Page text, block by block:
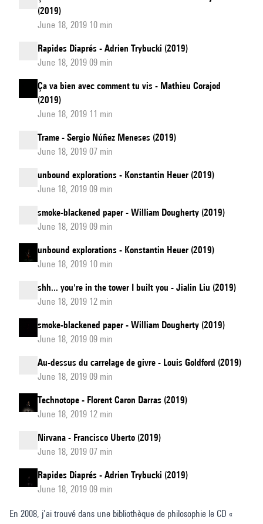
(2019)
June 18, 2019 10 min
Rapides Diaprés - Adrien Trybucki (2019)
June 18, 2019 09 min
Ça va bien avec comment tu vis - Mathieu Corajod
(2019)
June 18, 2019 11 min
Trame - Sergio Núñez Meneses (2019)
June 18, 2019 07 min
unbound explorations - Konstantin Heuer (2019)
June 18, 2019 09 min
smoke-blackened paper - William Dougherty (2019)
June 18, 2019 09 min
unbound explorations - Konstantin Heuer (2019)
June 18, 2019 10 min
shh... you're in the tower I built you - Jialin Liu (2019)
June 18, 2019 12 min
smoke-blackened paper - William Dougherty (2019)
June 18, 2019 09 min
Au-dessus du carrelage de givre - Louis Goldford (2019)
June 18, 2019 09 min
Technotope - Florent Caron Darras (2019)
June 18, 2019 12 min
Nirvana - Francisco Uberto (2019)
June 18, 2019 07 min
Rapides Diaprés - Adrien Trybucki (2019)
June 18, 2019 09 min
En 2008, j’ai trouvé dans une bibliothèque de philosophie le CD «